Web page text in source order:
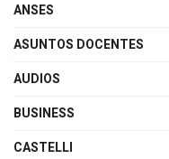
ANSES
ASUNTOS DOCENTES
AUDIOS
BUSINESS
CASTELLI